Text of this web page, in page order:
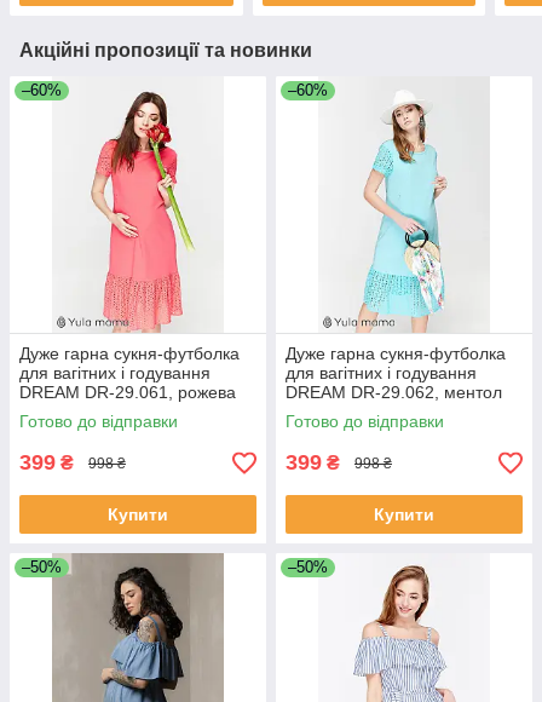
Акційні пропозиції та новинки
–60%
Дуже гарна сукня-футболка
для вагітних і годування
DREAM DR-29.061, рожева
Готово до відправки
399 ₴ 998 ₴
Купити
–60%
Дуже гарна сукня-футболка
для вагітних і годування
DREAM DR-29.062, ментол
Готово до відправки
399 ₴ 998 ₴
Купити
–50% –50%